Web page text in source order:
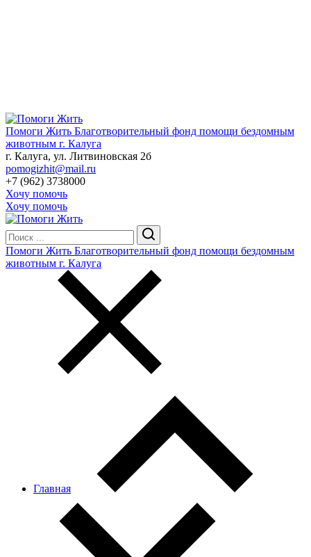
Помоги Жить Благотворительный фонд помощи бездомным
животным г. Калуга
г. Калуга, ул. Литвиновская 2б
pomogizhit@mail.ru
+7 (962) 3738000
Хочу помочь
Хочу помочь
Помоги Жить Благотворительный фонд помощи бездомным
животным г. Калуга
Главная